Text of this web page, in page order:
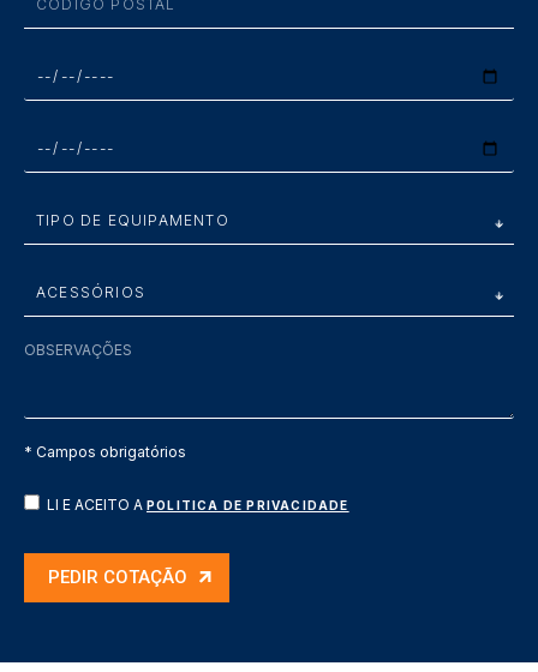
* Campos obrigatórios
LI E ACEITO A POLITICA DE PRIVACIDADE
PEDIR COTAÇÃO